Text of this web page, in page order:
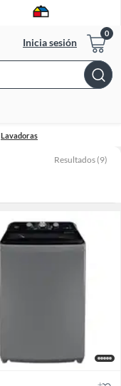
Inicia sesión
Lavadoras
Resultados (9)